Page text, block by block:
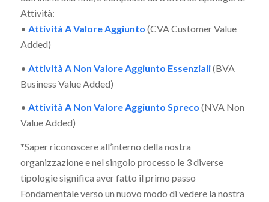
Attività:
• Attività A Valore Aggiunto (CVA Customer Value
Added)
• Attività A Non Valore Aggiunto Essenziali(BVA
Business Value Added)
• Attività A Non Valore Aggiunto Spreco (NVA Non
Value Added)
*Saper riconoscere all’interno della nostra
organizzazione e nel singolo processo le 3 diverse
tipologie significa aver fatto il primo passo
Fondamentale verso un nuovo modo di vedere la nostra